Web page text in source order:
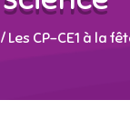
/ Les CP-CE1 à la